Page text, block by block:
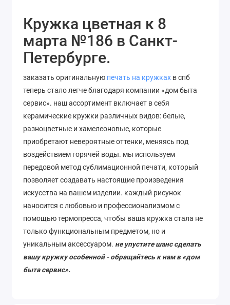
Кружка цветная к 8
марта №186 в Санкт-
Петербурге.
заказать оригинальную печать на кружках в спб
теперь стало легче благодаря компании «дом быта
сервис». наш ассортимент включает в себя
керамические кружки различных видов: белые,
разноцветные и хамелеоновые, которые
приобретают невероятные оттенки, меняясь под
воздействием горячей воды. мы используем
передовой метод сублимационной печати, который
позволяетсоздавать настоящие произведения
искусства на вашем изделии. каждый рисунок
наносится с любовью и профессионализмом с
помощью термопресса, чтобы ваша кружка стала не
только функциональным предметом, но и
уникальным аксессуаром. не упустите шанс сделать
вашу кружку особенной - обращайтесь к нам в «дом
быта сервис».